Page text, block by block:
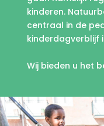
kinderen.
centraal in de
kinderdagverblijf
Wij bieden u het